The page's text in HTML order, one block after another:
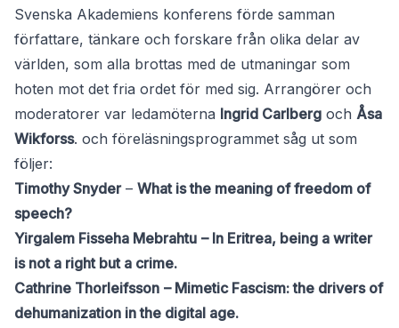
Svenska Akademiens konferens förde samman
författare, tänkare och forskare från olika delar av
världen, som alla brottas med de utmaningar som
hoten mot det fria ordet för med sig. Arrangörer och
moderatorer var ledamöterna Ingrid Carlberg och Åsa
Wikforss. och föreläsningsprogrammet såg ut som
följer:
Timothy Snyder– What is the meaning of freedom of
speech?
Yirgalem Fisseha Mebrahtu – In Eritrea, being a writer
is not a right but a crime.
Cathrine Thorleifsson – Mimetic Fascism: the drivers of
dehumanization in the digital age.